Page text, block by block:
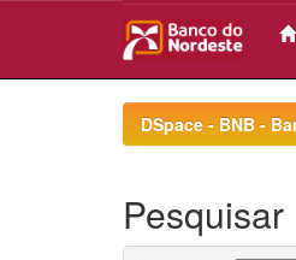
DSpace - BNB -
Pesquisar